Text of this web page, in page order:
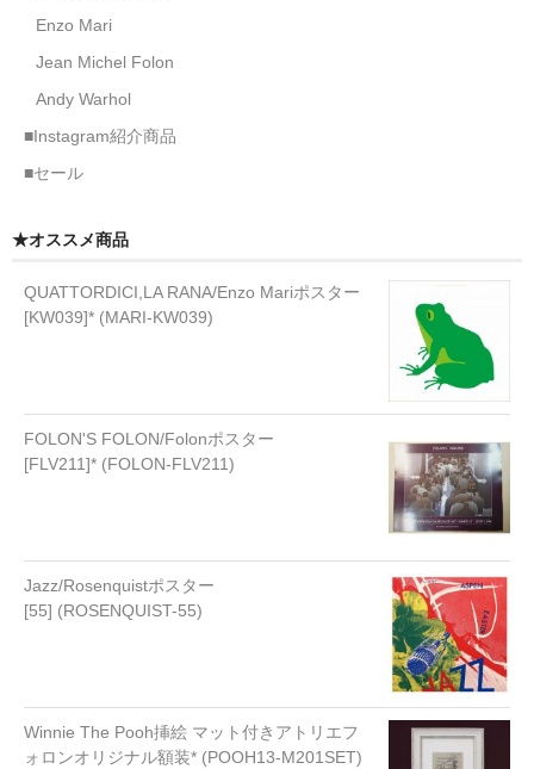
Enzo Mari
Jean Michel Folon
Andy Warhol
■Instagram紹介商品
■セール
★オススメ商品
QUATTORDICI,LA RANA/Enzo Mariポスター
[KW039]* (MARI-KW039)
FOLON'S FOLON/Folonポスター
[FLV211]* (FOLON-FLV211)
Jazz/Rosenquistポスター
[55] (ROSENQUIST-55)
Winnie The Pooh挿絵 マット付きアトリエフ
ォロンオリジナル額装* (POOH13-M201SET)